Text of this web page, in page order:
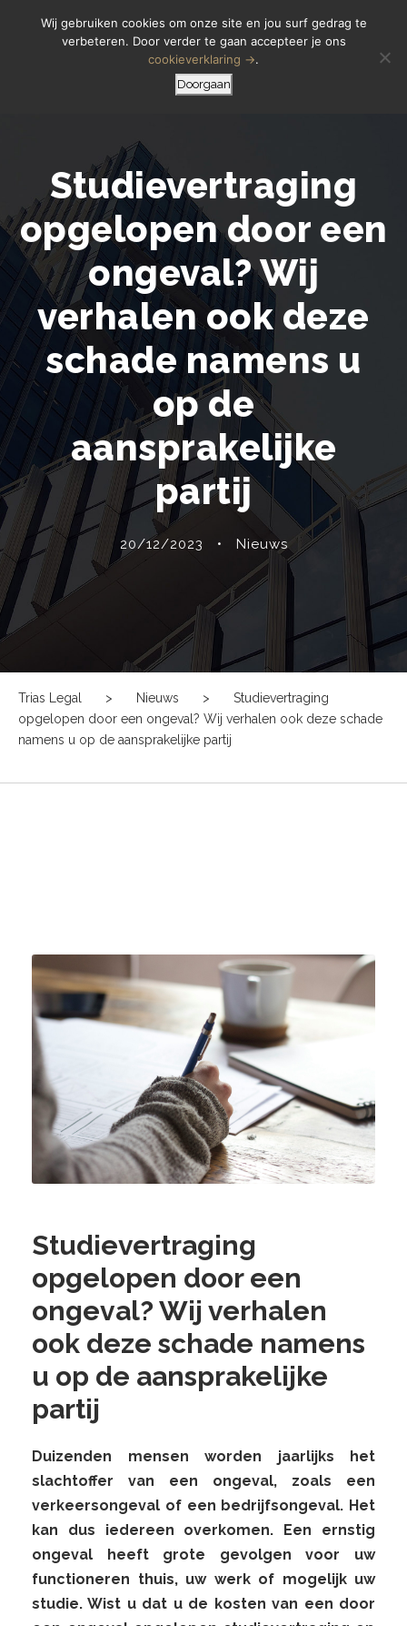
Letselschade Melden 06 14 200 440
Studievertraging
opgelopen door een
ongeval? Wij
verhalen ook deze
schade namens u
op de
aansprakelijke
partij
20/12/2023 • Nieuws
Trias Legal > Nieuws >
Studievertraging
opgelopen door een ongeval? Wij verhalen ook deze schade
namens u op de aansprakelijke partij
Studievertraging
opgelopen door een
ongeval? Wij verhalen
ook deze schade namens
u op de aansprakelijke
partij
Duizenden mensen worden jaarlijks het
slachtoffer van een ongeval, zoals een
verkeersongeval of een bedrijfsongeval. Het
kan dus iedereen overkomen. Een ernstig
ongeval heeft grote gevolgen voor uw
functioneren thuis, uw werk of mogelijk uw
studie. Wist u dat u de kosten van een door
Wij gebruiken cookies om onze site en jou surf gedrag te
verbeteren. Door verder te gaan accepteer je ons
cookieverklaring →.
Doorgaan